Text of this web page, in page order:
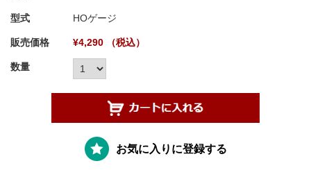
型式 HOゲージ
販売価格 ¥4,290 （税込）
数量
お気に入りに登録する